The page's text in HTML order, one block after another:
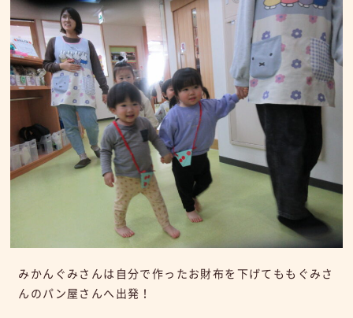
みかんぐみさんは自分で作ったお財布を下げてももぐみさ
んのパン屋さんへ出発！